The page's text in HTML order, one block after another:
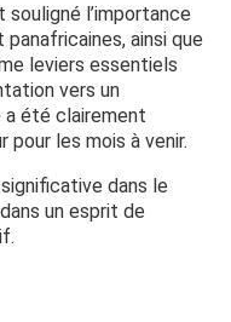
souligné l’importance
ainsi que
leviers essentiels
vers un
été clairement
les mois à venir.
dans le
un esprit de